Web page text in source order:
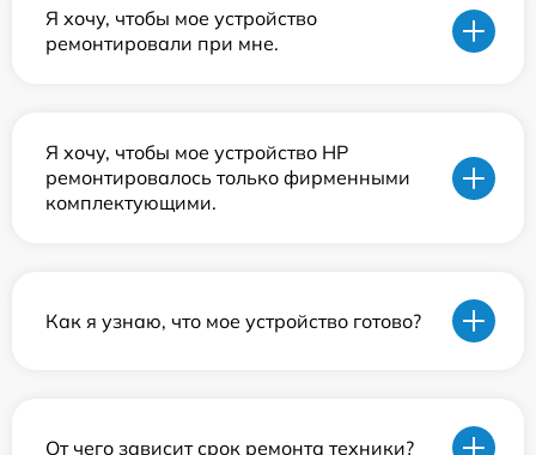
Я хочу, чтобы мое устройство
ремонтировали при мне.
Я хочу, чтобы мое устройство HP
ремонтировалось только фирменными
комплектующими.
Как я узнаю, что мое устройство готово?
От чего зависит срок ремонта техники?